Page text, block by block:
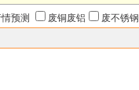
预测 废铜废铝 废不锈钢